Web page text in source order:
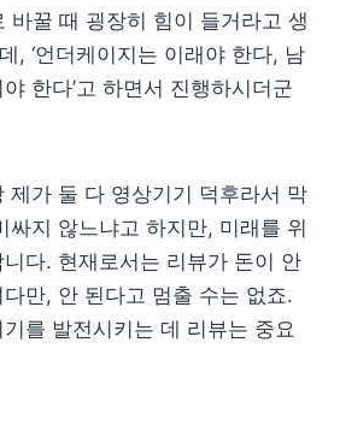
바꿀 때 굉장히 힘이 들거라고 생
, ‘언더케이지는 이래야 한다, 남
한다’고 하면서 진행하시더군
제가 둘 다 영상기기 덕후라서 막
싸지 않느냐고 하지만, 미래를 위
다. 현재로서는 리뷰가 돈이 안
만, 안 된다고 멈출 수는 없죠.
를 발전시키는 데 리뷰는 중요